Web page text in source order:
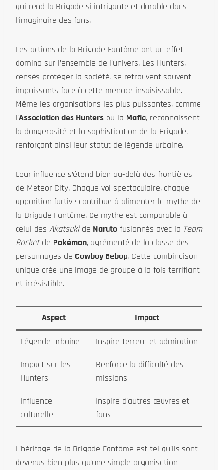
qui rend la Brigade si intrigante et durable dans
l’imaginaire des fans.
Les actions de la Brigade Fantôme ont un effet
domino sur l’ensemble de l’univers. Les Hunters,
censés protéger la société, se retrouvent souvent
impuissants face à cette menace insaisissable.
Même les organisations les plus puissantes, comme
l’Association des Hunters ou la Mafia, reconnaissent
la dangerosité et la sophistication de la Brigade,
renforçant ainsi leur statut de légende urbaine.
Leur influence s’étend bien au-delà des frontières
de Meteor City. Chaque vol spectaculaire, chaque
apparition furtive contribue à alimenter le mythe de
la Brigade Fantôme. Ce mythe est comparable à
celui des Akatsukide Naruto fusionnés avec la Team
Rocketde Pokémon, agrémenté de la classe des
personnages de Cowboy Bebop. Cette combinaison
unique crée une image de groupe à la fois terrifiant
et irrésistible.
Aspect Impact
Légende urbaine Inspire terreur et admiration
Impact sur les
Hunters
Renforce la difficulté des
missions
Influence
culturelle
Inspire d’autres œuvres et
fans
L’héritage de la Brigade Fantôme est tel qu’ils sont
devenus bien plus qu’une simple organisation